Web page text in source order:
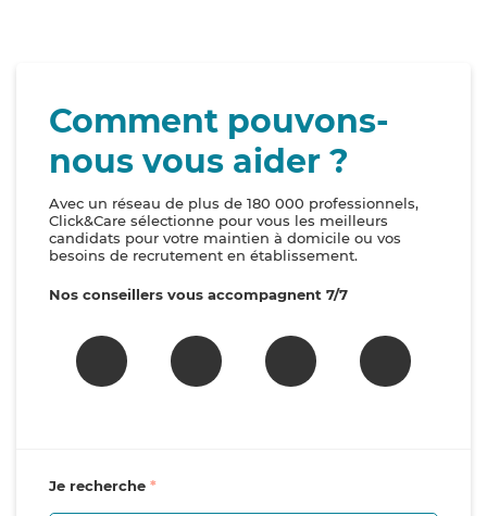
Comment pouvons-
nous vous aider ?
Avec un réseau de plus de 180 000 professionnels,
Click&Care sélectionne pour vous les meilleurs
candidats pour votre maintien à domicile ou vos
besoins de recrutement en établissement.
Nos conseillers vous accompagnent 7/7
Je recherche